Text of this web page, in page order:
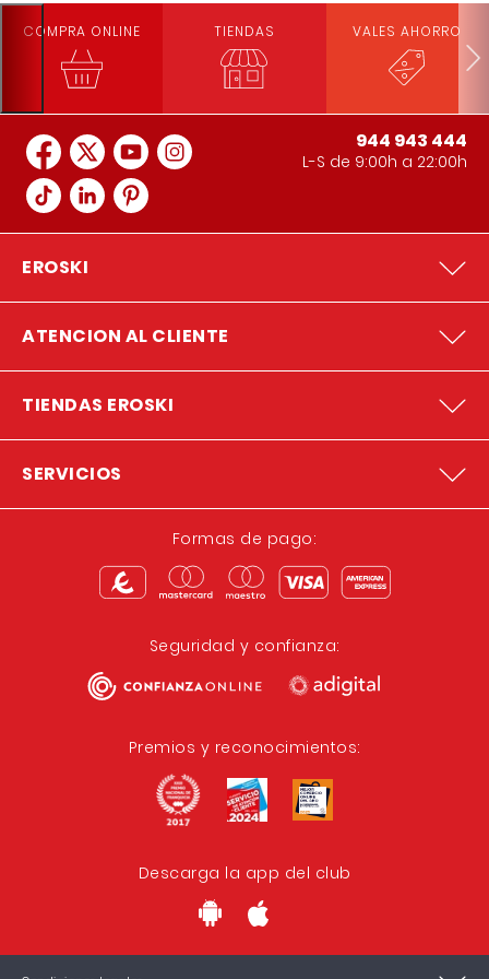
COMPRA ONLINE TIENDAS VALES AHORRO
944 943 444
L-S de 9:00h a 22:00h
EROSKI
ATENCION AL CLIENTE
TIENDAS EROSKI
SERVICIOS
Formas de pago:
Seguridad y confianza:
Premios y reconocimientos:
Descarga la app del club